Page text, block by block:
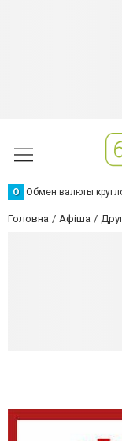
О Обмен валюты
Головна Афіша